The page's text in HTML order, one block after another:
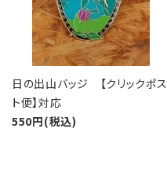
日の出山バッジ 【クリックポス
ト便】対応
550円(税込)